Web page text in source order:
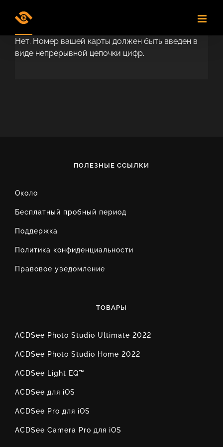
Нет. Номер вашей карты должен быть введен в
виде непрерывной цепочки цифр.
ПОЛЕЗНЫЕ ССЫЛКИ
Около
Бесплатный пробный период
Поддержка
Политика конфиденциальности
Правовое уведомление
ТОВАРЫ
ACDSee Photo Studio Ultimate 2022
ACDSee Photo Studio Home 2022
ACDSee Light EQ™
ACDSee для iOS
ACDSee Pro для iOS
ACDSee Camera Pro для iOS